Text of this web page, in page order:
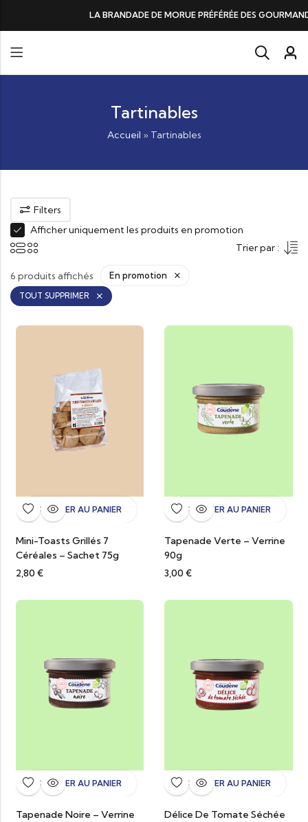
DE MORUE PRÉFÉRÉE DES GOURMANDS, N°1 DANS LES CŒURS ET
Tartinables
Accueil » Tartinables
Filters
Afficher uniquement les produits en promotion
Trier par :
6 produits affichés En promotion
TOUT SUPPRIMER
AJOUTER AU PANIER
Mini-Toasts Grillés 7
Céréales – Sachet 75g
2,80 €
AJOUTER AU PANIER
Tapenade Verte – Verrine
90g
3,00 €
AJOUTER AU PANIER
Tapenade Noire – Verrine
AJOUTER AU PANIER
Délice De Tomate Séchée